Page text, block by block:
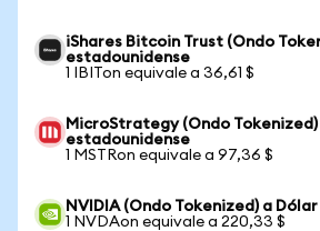
iShares Bitcoin Trust (Ondo
estadounidense
1 IBITon equivale a 36,61 $
MicroStrategy (Ondo
estadounidense
1 MSTRon equivale a 97,36 $
NVIDIA (Ondo Tokenized) a
1 NVDAon equivale a 220,33 $